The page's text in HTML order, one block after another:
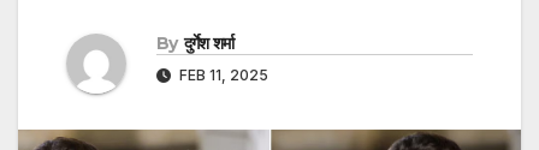
By दुर्गेश शर्मा
FEB 11, 2025